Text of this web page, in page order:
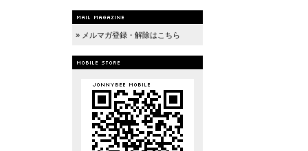
» メルマガ登録・解除はこちら